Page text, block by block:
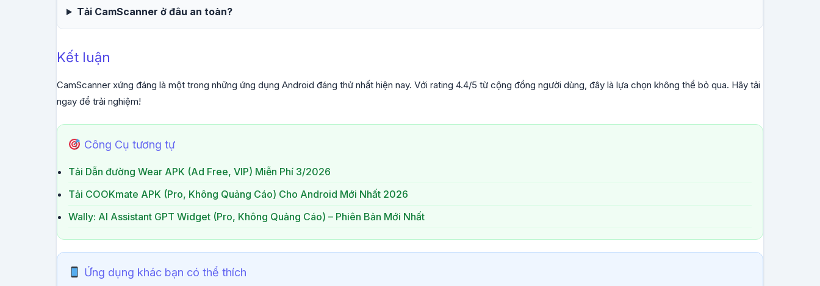
Tải CamScanner ở đâu an toàn?
Kết luận
CamScanner xứng đáng là một trong những ứng dụng Android đáng thử nhất hiện nay. Với rating 4.4/5 từ cộng đồng người dùng, đây là lựa chọn không thể bỏ qua. Hãy tải
ngay để trải nghiệm!
Công Cụ tương tự
Tải Dẫn đường Wear APK (Ad Free, VIP) Miễn Phí 3/2026
Tải COOKmate APK (Pro, Không Quảng Cáo) Cho Android Mới Nhất 2026
Wally: AI Assistant GPT Widget (Pro, Không Quảng Cáo) – Phiên Bản Mới Nhất
Ứng dụng khác bạn có thể thích